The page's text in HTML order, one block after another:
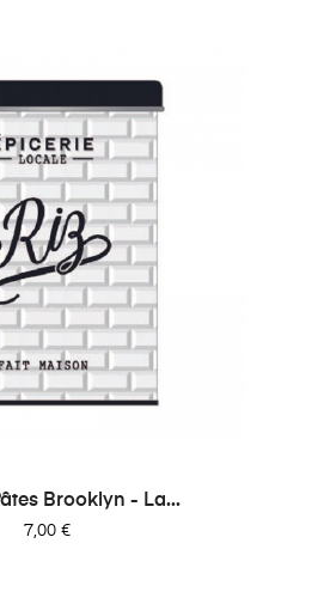
Brooklyn - La...
Prix
7,00 €